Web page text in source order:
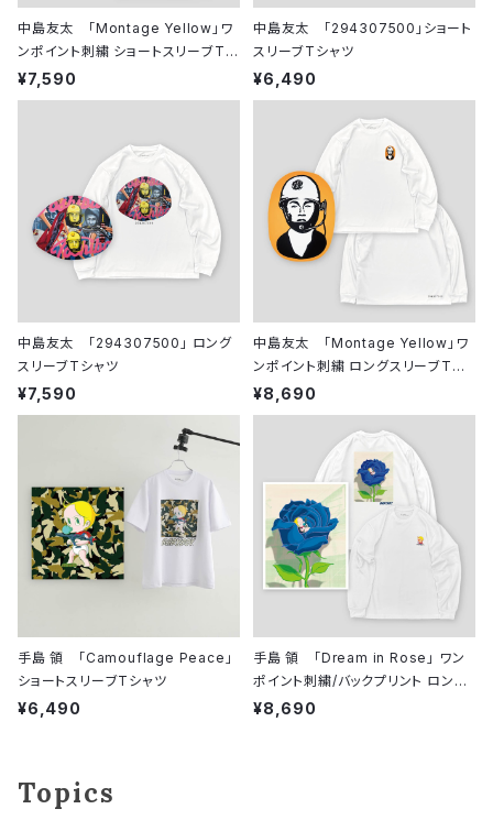
中島友太 「Montage Yellow」ワ
ンポイント刺繍 ショートスリーブTシ
ャツ
¥7,590
中島友太 「294307500」ショート
スリーブTシャツ
¥6,490
中島友太 「294307500」 ロング
スリーブTシャツ
¥7,590
中島友太 「Montage Yellow」ワ
ンポイント刺繍 ロングスリーブTシ
ャツ
¥8,690
手島 領 「Camouflage Peace」
ショートスリーブTシャツ
¥6,490
手島 領 「Dream in Rose」 ワン
ポイント刺繍/バックプリント ロング
スリーブシャツ
¥8,690
Topics